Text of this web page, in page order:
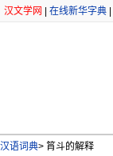
汉文学网 在线新华字典
汉语词典> 筲斗的解释